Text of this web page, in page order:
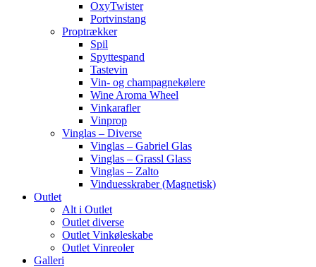
OxyTwister
Portvinstang
Proptrækker
Spil
Spyttespand
Tastevin
Vin- og champagnekølere
Wine Aroma Wheel
Vinkarafler
Vinprop
Vinglas – Diverse
Vinglas – Gabriel Glas
Vinglas – Grassl Glass
Vinglas – Zalto
Vinduesskraber (Magnetisk)
Outlet
Alt i Outlet
Outlet diverse
Outlet Vinkøleskabe
Outlet Vinreoler
Galleri